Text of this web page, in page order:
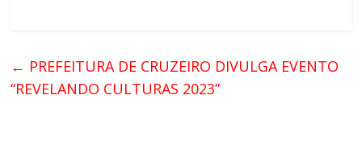
← PREFEITURA DE CRUZEIRO DIVULGA EVENTO
“REVELANDO CULTURAS 2023”